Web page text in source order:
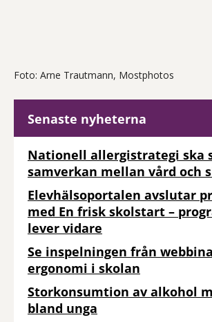
Foto: Arne Trautmann, Mostphotos
Senaste nyheterna
Nationell allergistrategi ska
samverkan mellan vård och
Elevhälsoportalen avslutar
med En frisk skolstart –
lever vidare
Se inspelningen från
ergonomi i skolan
Storkonsumtion av alkohol
bland unga